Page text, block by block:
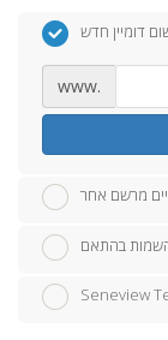
דומיין חדש
www.
מרשם אחר
השמות בהתאם